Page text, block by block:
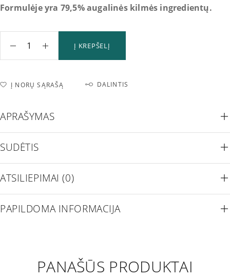
Formulėje yra 79,5% augalinės kilmės ingredientų.
Į KREPŠELĮ
Į NORŲ SĄRAŠĄ DALINTIS
APRAŠYMAS
SUDĖTIS
ATSILIEPIMAI (0)
PAPILDOMA INFORMACIJA
PANAŠŪS PRODUKTAI